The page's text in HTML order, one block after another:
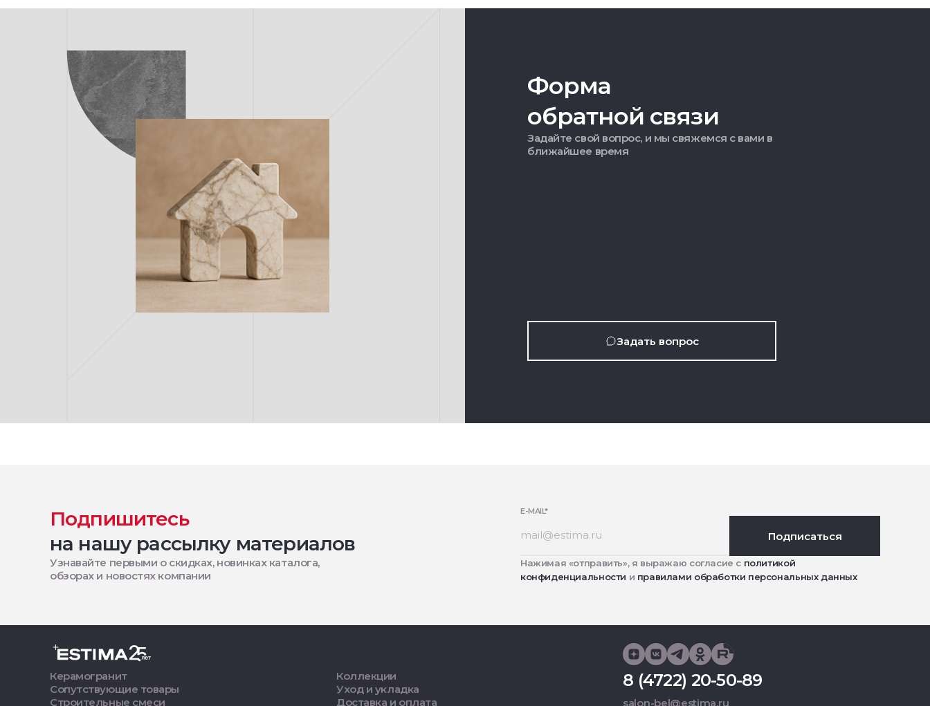
Форма
обратной связи
Задайте свой вопрос, и мы свяжемся с вами в
ближайшее время
Задать вопрос
Подпишитесь
на нашу рассылку материалов
Узнавайте первыми о скидках, новинках каталога,
обзорах и новостях компании
E-MAIL*
Подписаться
Нажимая «отправить», я выражаю согласие с политикой
конфиденциальности и правилами обработки персональных данных
Керамогранит
Сопутствующие товары
Строительные смеси
Коллекции
Уход и укладка
Доставка и оплата
8 (4722) 20-50-89
salon-bel@estima.ru